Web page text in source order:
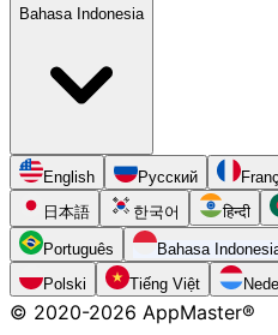
Bahasa Indonesia
English Русский
日本語
한국어 हिन्दी
Português Bahasa
Polski
Tiếng Việt
© 2020-2026 AppMaster®